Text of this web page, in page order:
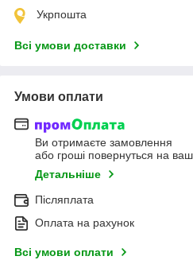
Укрпошта
Всі умови доставки
Умови оплати
Ви отримаєте замовлення
або гроші повернуться на
Детальніше
Післяплата
Оплата на рахунок
Всі умови оплати